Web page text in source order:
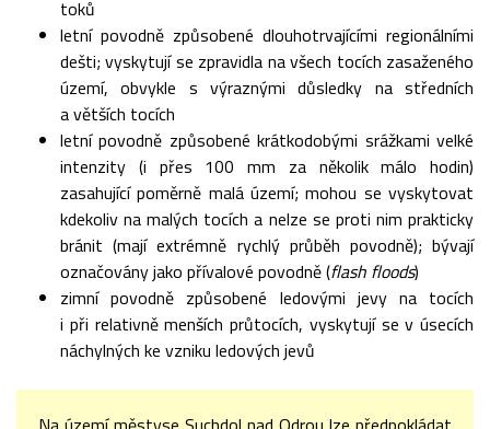
toků
letní povodně způsobené dlouhotrvajícími regionálními
dešti; vyskytují se zpravidla na všech tocích zasaženého
území, obvykle s výraznými důsledky na středních
a větších tocích
letní povodně způsobené krátkodobými srážkami velké
intenzity (i přes 100 mm za několik málo hodin)
zasahující poměrně malá území; mohou se vyskytovat
kdekoliv na malých tocích a nelze se proti nim prakticky
bránit (mají extrémně rychlý průběh povodně); bývají
označovány jako přívalové povodně (flash floods)
zimní povodně způsobené ledovými jevy na tocích
i při relativně menších průtocích, vyskytují se v úsecích
náchylných ke vzniku ledových jevů